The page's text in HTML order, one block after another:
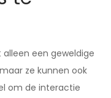
een geweldige
ze kunnen ook
om de interactie